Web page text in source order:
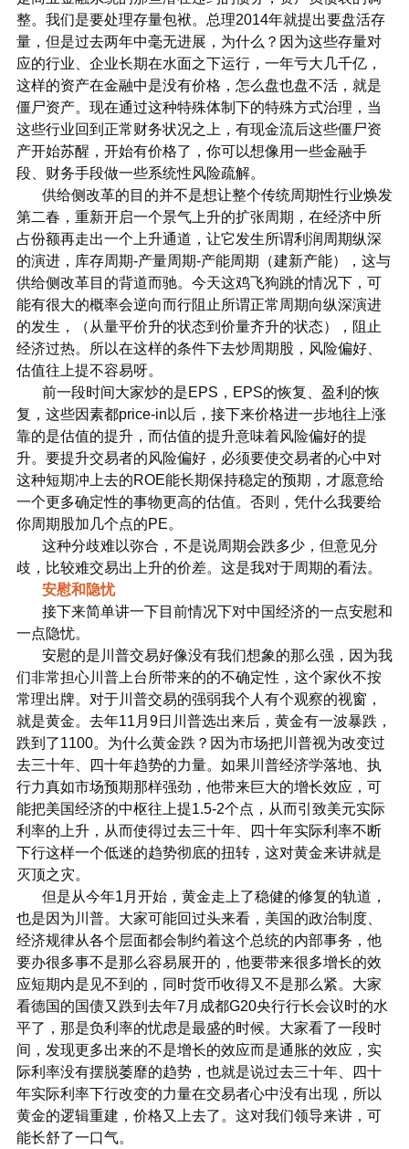
整。我们是要处理存量包袱。总理2014年就提出要盘活存
量，但是过去两年中毫无进展，为什么？因为这些存量对
应的行业、企业长期在水面之下运行，一年亏大几千亿，
这样的资产在金融中是没有价格，怎么盘也盘不活，就是
僵尸资产。现在通过这种特殊体制下的特殊方式治理，当
这些行业回到正常财务状况之上，有现金流后这些僵尸资
产开始苏醒，开始有价格了，你可以想像用一些金融手
段、财务手段做一些系统性风险疏解。
供给侧改革的目的并不是想让整个传统周期性行业焕发
第二春，重新开启一个景气上升的扩张周期，在经济中所
占份额再走出一个上升通道，让它发生所谓利润周期纵深
的演进，库存周期-产量周期-产能周期（建新产能），这与
供给侧改革目的背道而驰。今天这鸡飞狗跳的情况下，可
能有很大的概率会逆向而行阻止所谓正常周期向纵深演进
的发生，（从量平价升的状态到价量齐升的状态），阻止
经济过热。所以在这样的条件下去炒周期股，风险偏好、
估值往上提不容易呀。
前一段时间大家炒的是EPS，EPS的恢复、盈利的恢
复，这些因素都price-in以后，接下来价格进一步地往上涨
靠的是估值的提升，而估值的提升意味着风险偏好的提
升。要提升交易者的风险偏好，必须要使交易者的心中对
这种短期冲上去的ROE能长期保持稳定的预期，才愿意给
一个更多确定性的事物更高的估值。否则，凭什么我要给
你周期股加几个点的PE。
这种分歧难以弥合，不是说周期会跌多少，但意见分
歧，比较难交易出上升的价差。这是我对于周期的看法。
安慰和隐忧
接下来简单讲一下目前情况下对中国经济的一点安慰和
一点隐忧。
安慰的是川普交易好像没有我们想象的那么强，因为我
们非常担心川普上台所带来的的不确定性，这个家伙不按
常理出牌。对于川普交易的强弱我个人有个观察的视窗，
就是黄金。去年11月9日川普选出来后，黄金有一波暴跌，
跌到了1100。为什么黄金跌？因为市场把川普视为改变过
去三十年、四十年趋势的力量。如果川普经济学落地、执
行力真如市场预期那样强劲，他带来巨大的增长效应，可
能把美国经济的中枢往上提1.5-2个点，从而引致美元实际
利率的上升，从而使得过去三十年、四十年实际利率不断
下行这样一个低迷的趋势彻底的扭转，这对黄金来讲就是
灭顶之灾。
但是从今年1月开始，黄金走上了稳健的修复的轨道，
也是因为川普。大家可能回过头来看，美国的政治制度、
经济规律从各个层面都会制约着这个总统的内部事务，他
要办很多事不是那么容易展开的，他要带来很多增长的效
应短期内是见不到的，同时货币收得又不是那么紧。大家
看德国的国债又跌到去年7月成都G20央行行长会议时的水
平了，那是负利率的忧虑是最盛的时候。大家看了一段时
间，发现更多出来的不是增长的效应而是通胀的效应，实
际利率没有摆脱萎靡的趋势，也就是说过去三十年、四十
年实际利率下行改变的力量在交易者心中没有出现，所以
黄金的逻辑重建，价格又上去了。这对我们领导来讲，可
能长舒了一口气。